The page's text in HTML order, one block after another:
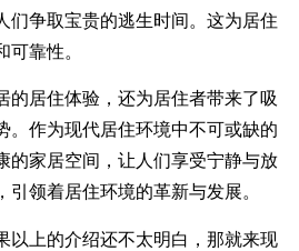
们争取宝贵的逃生时间。这为居住
靠性。
居住体验，还为居住者带来了吸
。作为现代居住环境中不可或缺的
的家居空间，让人们享受宁静与放
领着居住环境的革新与发展。
以上的介绍还不太明白，那就来现